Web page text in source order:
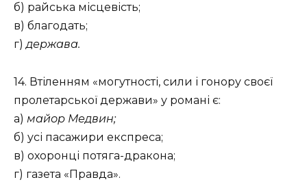
б) райська місцевість;
в) благодать;
г)держава.
14. Втіленням «могутності, сили і гонору своєї
пролетарської держави» у романі є:
а) майор Медвин;
б) усі пасажири експреса;
в) охоронці потяга-дракона;
г) газета «Правда».